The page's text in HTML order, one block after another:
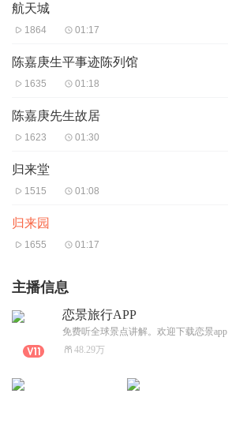
航天城
1864 01:17
陈嘉庚生平事迹陈列馆
1635 01:18
陈嘉庚先生故居
1623 01:30
归来堂
1515 01:08
归来园
1655 01:17
主播信息
恋景旅行APP
免费听全球景点讲解。欢迎下载恋景app
48.29万